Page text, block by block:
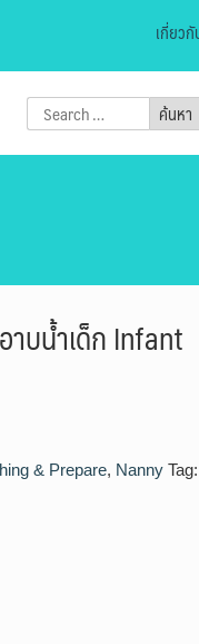
เกี่ยว
Search
for:
าบน้ำเด็ก Infant
& Prepare, Nanny Tag: